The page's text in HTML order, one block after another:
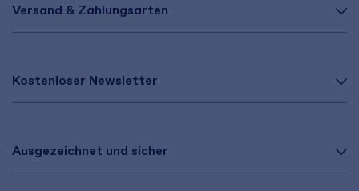
Versand & Zahlungsarten
Kostenloser Newsletter
Ausgezeichnet und sicher